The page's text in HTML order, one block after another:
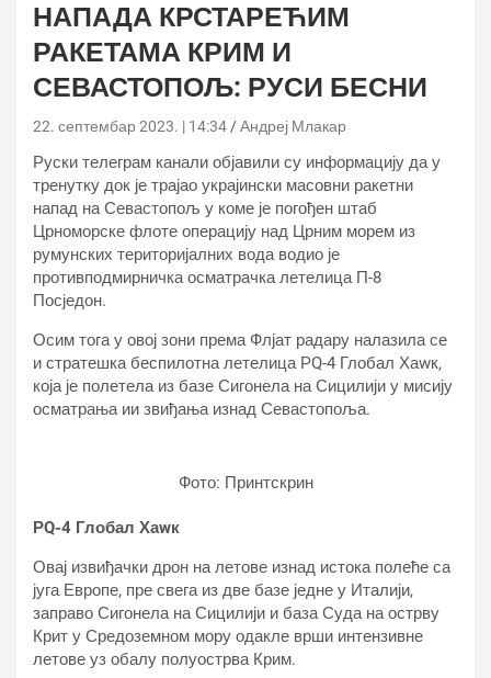
НАПАДА КРСТАРЕЋИМ
РАКЕТАМА КРИМ И
СЕВАСТОПОЉ: РУСИ БЕСНИ
22. септембар 2023. | 14:34 Андреј Млакар
Руски телеграм канали објавили су информацију да у
тренутку док је трајао украјински масовни ракетни
напад на Севастопољ у коме је погођен штаб
Црноморске флоте операцију над Црним морем из
румунских територијалних вода водио је
противподмирничка осматрачка летелица П-8
Посједон.
Осим тога у овој зони према Флјат радару налазила се
и стратешка беспилотна летелица РQ-4 Глобал Хаwк,
која је полетела из базе Сигонела на Сицилији у мисију
осматрања ии звиђања изнад Севастопоља.
Фото: Принтскрин
РQ-4 Глобал Хаwк
Овај извиђачки дрон на летове изнад истока полеће са
југа Европе, пре свега из две базе једне у Италији,
заправо Сигонела на Сицилији и база Суда на острву
Крит у Средоземном мору одакле врши интензивне
летове уз обалу полуострва Крим.